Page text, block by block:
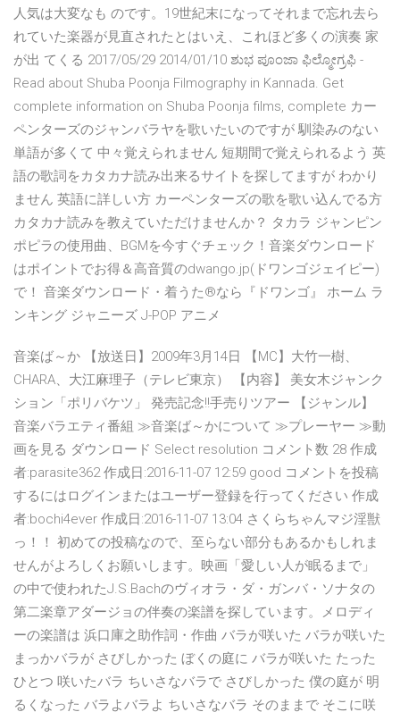
人気は大変なも のです。19世紀末になってそれまで忘れ去ら
れていた楽器が見直されたとはいえ、これほど多くの演奏 家
が出 てくる 2017/05/29 2014/01/10 ಶುಭ ಪೂಂಜಾ ಫಿಲ್ಮೋಗ್ರಫಿ -
Read about Shuba Poonja Filmography in Kannada. Get
complete information on Shuba Poonja films, complete カー
ペンターズのジャンバラヤを歌いたいのですが 馴染みのない
単語が多くて 中々覚えられません 短期間で覚えられるよう 英
語の歌詞をカタカナ読み出来るサイトを探してますが わかり
ません 英語に詳しい方 カーペンターズの歌を歌い込んでる方
カタカナ読みを教えていただけませんか？ タカラ ジャンピン
ポピラの使用曲、BGMを今すぐチェック！音楽ダウンロード
はポイントでお得＆高音質のdwango.jp(ドワンゴジェイピー)
で！ 音楽ダウンロード・着うた®なら『ドワンゴ』 ホーム ラ
ンキング ジャニーズ J-POP アニメ
音楽ば～か 【放送日】2009年3月14日 【MC】大竹一樹、
CHARA、大江麻理子（テレビ東京） 【内容】 美女木ジャンク
ション「ポリバケツ」 発売記念!!手売りツアー 【ジャンル】
音楽バラエティ番組 ≫音楽ば～かについて ≫プレーヤー ≫動
画を見る ダウンロード Select resolution コメント数 28 作成
者:parasite362 作成日:2016-11-07 12:59 good コメントを投稿
するにはログインまたはユーザー登録を行ってください 作成
者:bochi4ever 作成日:2016-11-07 13:04 さくらちゃんマジ淫獣
っ！！ 初めての投稿なので、至らない部分もあるかもしれま
せんがよろしくお願いします。映画「愛しい人が眠るまで」
の中で使われたJ.S.Bachのヴィオラ・ダ・ガンバ・ソナタの
第二楽章アダージョの伴奏の楽譜を探しています。メロディ
ーの楽譜は 浜口庫之助作詞・作曲 バラが咲いた バラが咲いた
まっかバラが さびしかった ぼくの庭に バラが咲いた たった
ひとつ 咲いたバラ ちいさなバラで さびしかった 僕の庭が 明
るくなった バラよバラよ ちいさなバラ そのままで そこに咲